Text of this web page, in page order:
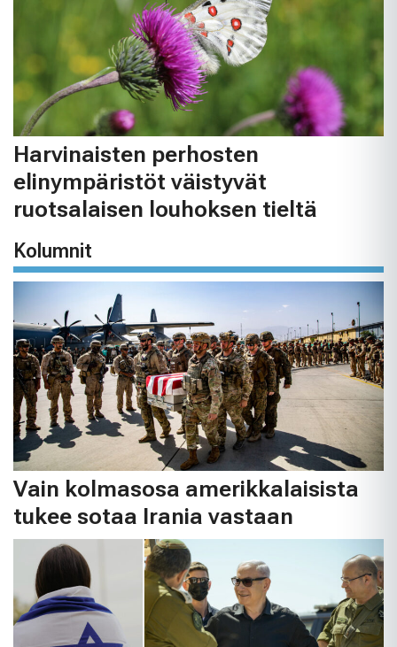
Harvinaisten perhosten
elinympäristöt väistyvät
ruotsalaisen louhoksen tieltä
Kolumnit
Vain kolmasosa amerikkalaisista
tukee sotaa Irania vastaan